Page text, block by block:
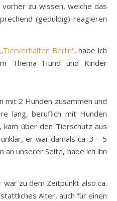
zu wissen, welche das
(geduldig) reagieren
„Tierverhalten Berlin“, habe ich
Thema Hund und Kinder
mit 2 Hunden zusammen und
lang, beruflich mit Hunden
kam über den Tierschutz aus
er war damals ca. 3 – 5
an unserer Seite, habe ich ihn
zu dem Zeitpunkt also ca.
Alter, auch für einen